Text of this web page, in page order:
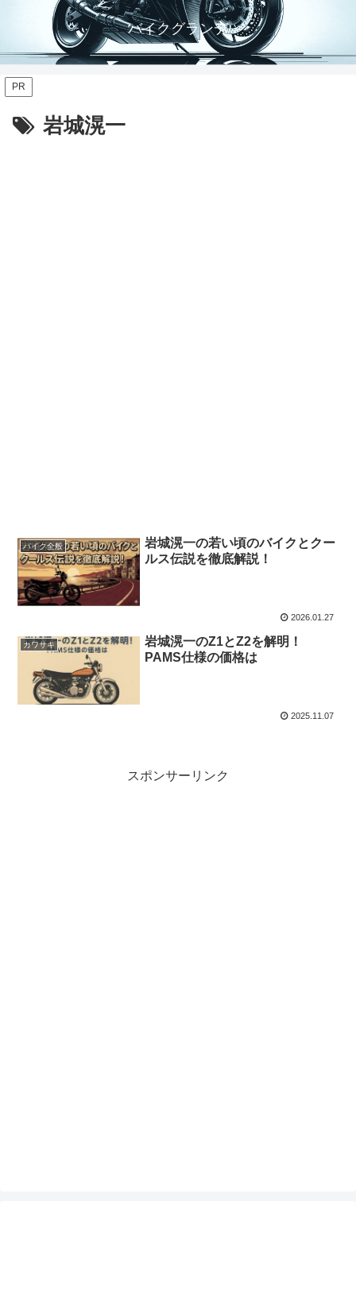
バイクグランデ
PR
岩城滉一
バイク全般
岩城滉一の若い頃のバイクとクー
ルス伝説を徹底解説！
2026.01.27
カワサキ
岩城滉一のZ1とZ2を解明！
PAMS仕様の価格は
2025.11.07
スポンサーリンク